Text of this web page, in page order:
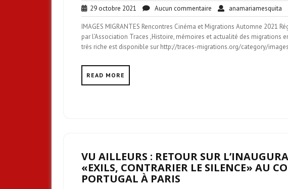
29 octobre 2021 29
octobre
2021
Aucun commentaire Aucun
commentaire
anamariamesquita
IMAGES MIGRANTES Rencontres Cinéma et Migrations Automne 2021
par l’Association Traces ,Histoire, mémoires et actualité des migrations
très riche est disponible sur http://traces-migrations.org/category/
READ MORE
VU AILLEURS : RETOUR SUR
«EXILS, CONTRARIER LE SILENCE» AU
PORTUGAL À PARIS